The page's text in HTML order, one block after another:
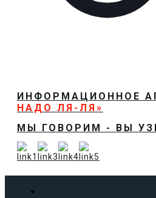
ИНФОРМАЦИОННОЕ
НАДО ЛЯ-ЛЯ»
МЫ ГОВОРИМ - ВЫ